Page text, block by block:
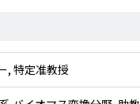
, 特定准教授